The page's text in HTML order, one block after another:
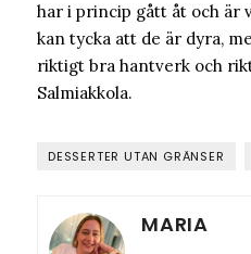
har i princip gått åt och är
kan tycka att de är dyra,
riktigt bra hantverk och
Salmiakkola.
DESSERTER UTAN GRÄNSER
MARIA